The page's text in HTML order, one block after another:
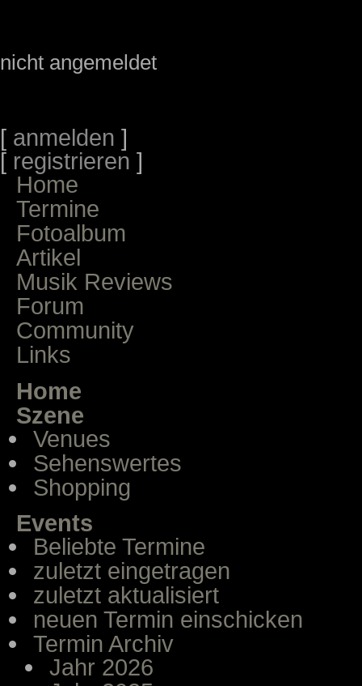
nicht angemeldet
[ anmelden ]
[ registrieren ]
Home
Termine
Fotoalbum
Artikel
Musik Reviews
Forum
Community
Links
Home
Szene
Venues
Sehenswertes
Shopping
Events
Beliebte Termine
zuletzt eingetragen
zuletzt aktualisiert
neuen Termin einschicken
Termin Archiv
Jahr 2026